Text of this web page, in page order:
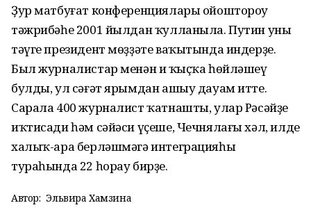
Ҙур матбуғат конференциялары ойоштороу
тәжрибәһе 2001 йылдан ҡулланыла. Путин уны
тәүге президент мөҙҙәте ваҡытында индерҙе.
Был журналистар менән иң ҡыҫҡа һөйләшеү
булды, ул сәғәт ярымдан ашыу дауам итте.
Сарала 400 журналист ҡатнашты, улар Рәсәйҙең
иҡтисади һәм сәйәси үҫеше, Чечнялағы хәл, илдең
халыҡ-ара берләшмәгә интеграцияһы
тураһында 22 һорау бирҙе.
Автор: Эльвира Хамзина